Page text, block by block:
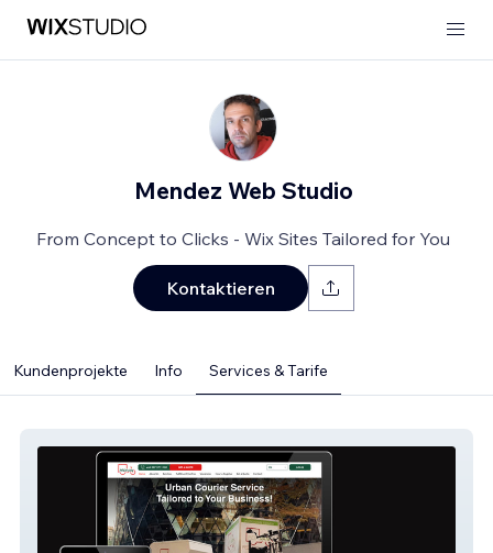
Mendez Web Studio
From Concept to Clicks - Wix Sites Tailored for You
Kontaktieren
Kundenprojekte Info Services & Tarife